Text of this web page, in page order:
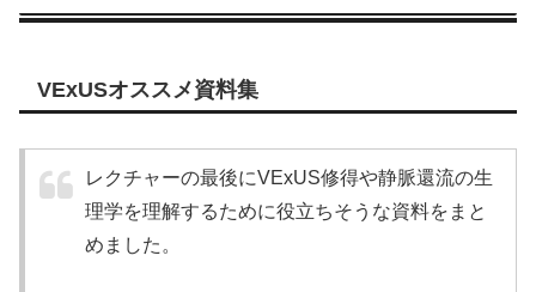
VExUSオススメ資料集
レクチャーの最後にVExUS修得や静脈還流の生
理学を理解するために役立ちそうな資料をまと
めました。